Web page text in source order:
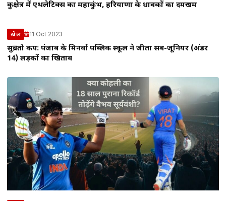
कुरुक्षेत्र में एथलेटिक्स का महाकुंभ, हरियाणा के धावकों का दमखम
खेल 11 Oct 2023
सुब्रतो कप: पंजाब के मिनर्वा पब्लिक स्कूल ने जीता सब-जूनियर (अंडर
14) लड़कों का खिताब